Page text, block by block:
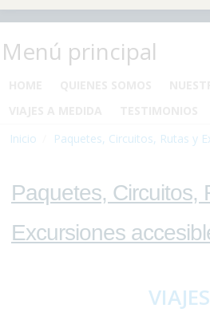
Menú principal
Inicio
Paquetes, Circuitos, Rutas y
Paquetes, Circuitos,
Excursiones
VIAJES